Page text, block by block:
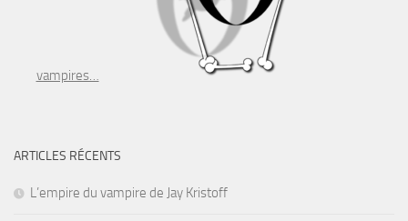
vampires…
ARTICLES RÉCENTS
L’empire du vampire de Jay Kristoff